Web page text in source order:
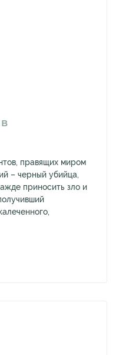
правящих миром
– черный убийца,
приносить зло и